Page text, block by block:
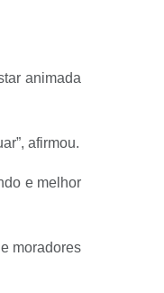
animada
afirmou.
e melhor
moradores